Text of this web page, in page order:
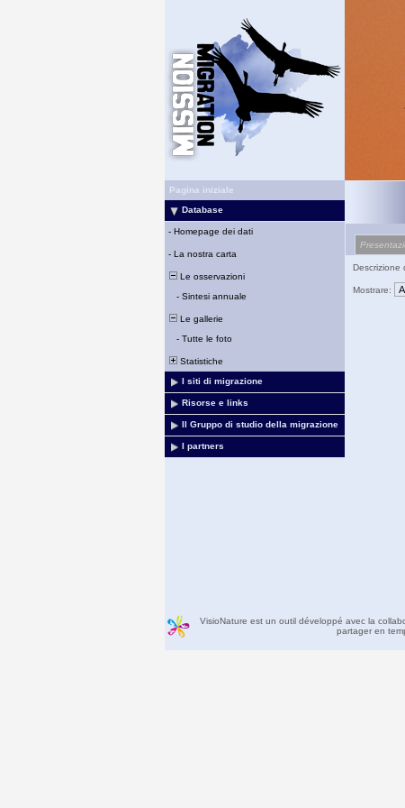
Pagina iniziale
Database
- Homepage dei dati
- La nostra carta
Le osservazioni
- Sintesi annuale
Le gallerie
- Tutte le foto
Statistiche
I siti di migrazione
Risorse e links
Il Gruppo di studio della migrazione
I partners
Descrizione
Mostrare:
VisioNature est un outil développé avec la
partager en